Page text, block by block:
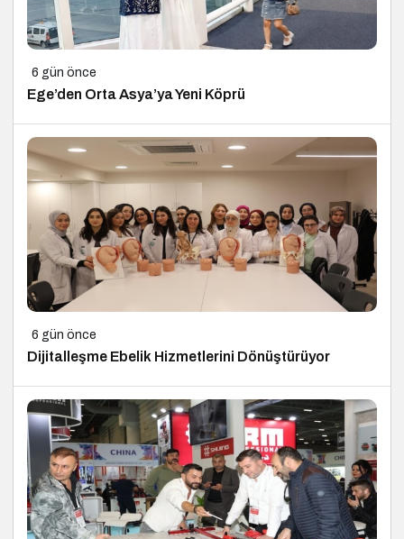
6 gün önce
Ege’den Orta Asya’ya Yeni Köprü
6 gün önce
Dijitalleşme Ebelik Hizmetlerini Dönüştürüyor